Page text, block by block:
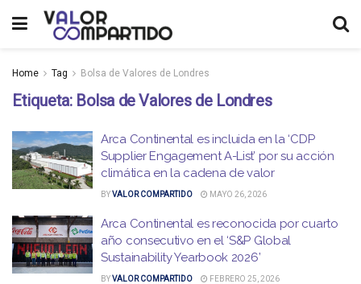
Home Tag Bolsa de Valores de Londres
Etiqueta: Bolsa de Valores de Londres
Arca Continental es incluida en la ‘CDP
Supplier Engagement A-List’ por su acción
climática en la cadena de valor
BYVALOR COMPARTIDO MAYO 26, 2026
Arca Continental es reconocida por cuarto
año consecutivo en el ‘S&P Global
Sustainability Yearbook 2026’
BYVALOR COMPARTIDO FEBRERO 25, 2026